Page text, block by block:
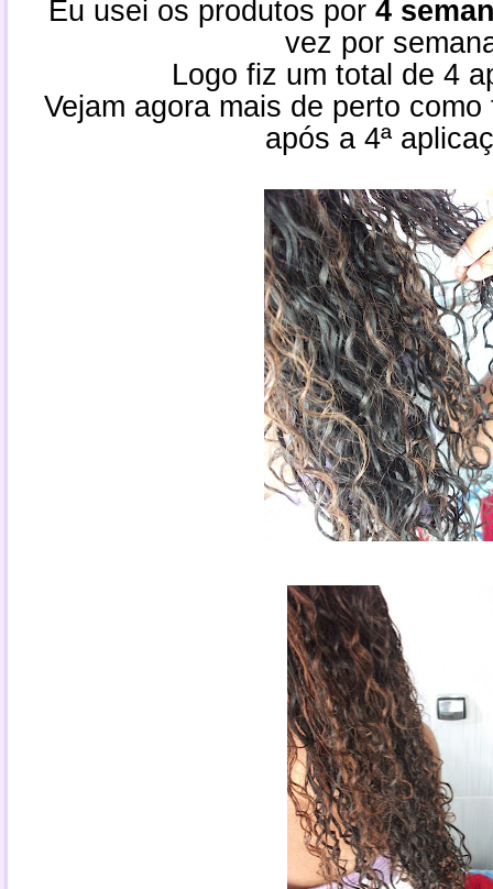
Eu usei os produtos por4
vez por
Logo fiz um total de 4
Vejam agora mais de perto
após a 4ª